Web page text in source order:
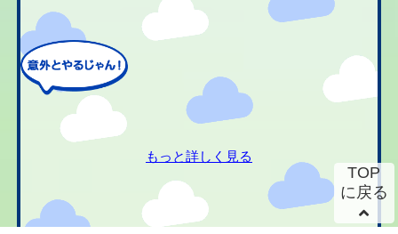
もっと詳しく見る
TOP
に戻る